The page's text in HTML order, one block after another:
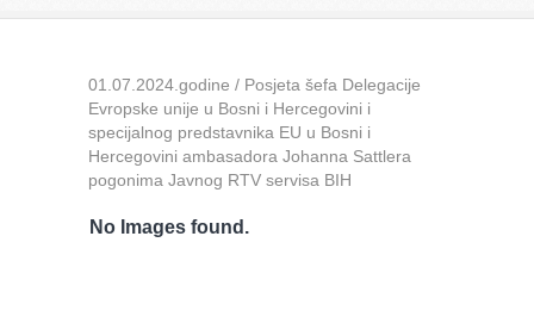
01.07.2024.godine / Posjeta šefa Delegacije
Evropske unije u Bosni i Hercegovini i
specijalnog predstavnika EU u Bosni i
Hercegovini ambasadora Johanna Sattlera
pogonima Javnog RTV servisa BIH
No Images found.